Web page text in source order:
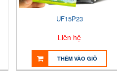
UF15P23
Liên hệ
THÊM VÀO GIỎ